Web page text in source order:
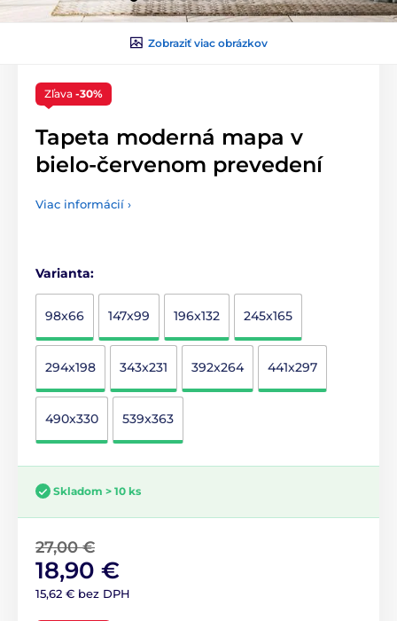
Zobraziť viac obrázkov
Zľava -30%
Tapeta moderná mapa v
bielo-červenom prevedení
Viac informácií ›
Varianta:
98x66 147x99 196x132 245x165
294x198 343x231 392x264 441x297
490x330 539x363
Skladom > 10 ks
27,00 €
18,90 €
15,62 € bez DPH